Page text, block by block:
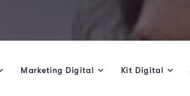
Marketing Digital Kit Digital